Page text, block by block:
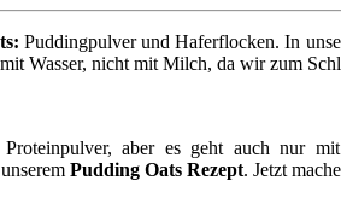
Puddingpulver und Haferflocken. In
Wasser, nicht mit Milch, da wir zum
aber es geht auch nur
Pudding Oats Rezept. Jetzt